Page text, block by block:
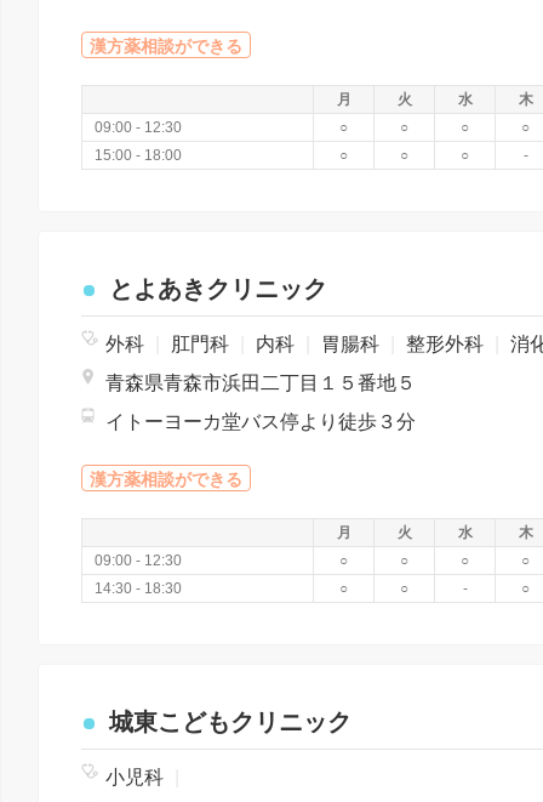
漢方薬相談ができる
月 火 水
木
09:00 - 12:30
○ ○ ○
○
15:00 - 18:00
○ ○ ○ -
とよあきクリニック
外科 肛門科 内科 胃腸科 整形外科
消化器
青森県青森市浜田二丁目１５番地５
イトーヨーカ堂バス停より徒歩３分
漢方薬相談ができる
月 火 水
木
09:00 - 12:30
○ ○ ○
○
14:30 - 18:30
○ ○ - ○
城東こどもクリニック
小児科